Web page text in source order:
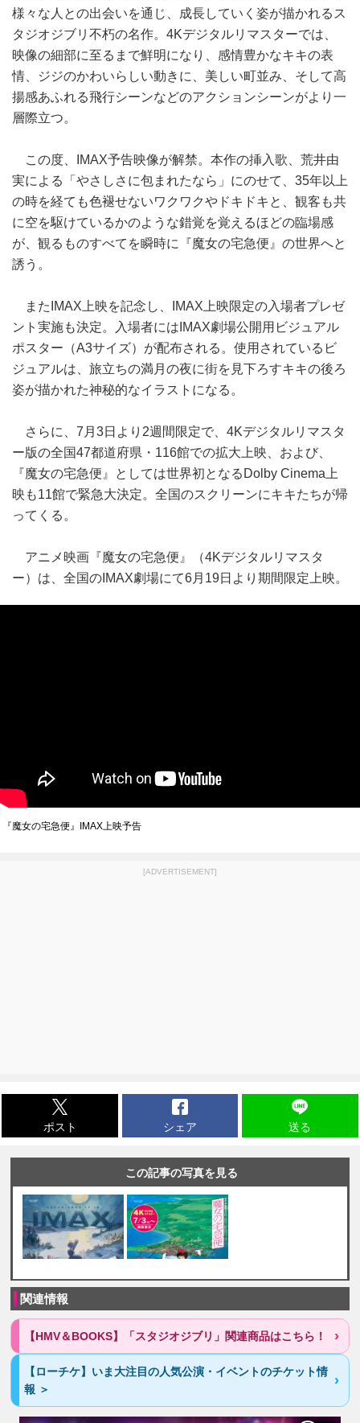
様々な人との出会いを通じ、成長していく姿が描かれるス
タジオジブリ不朽の名作。4Kデジタルリマスターでは、
映像の細部に至るまで鮮明になり、感情豊かなキキの表
情、ジジのかわいらしい動きに、美しい町並み、そして高
揚感あふれる飛行シーンなどのアクションシーンがより一
層際立つ。
この度、IMAX予告映像が解禁。本作の挿入歌、荒井由
実による「やさしさに包まれたなら」にのせて、35年以上
の時を経ても色褪せないワクワクやドキドキと、観客も共
に空を駆けているかのような錯覚を覚えるほどの臨場感
が、観るものすべてを瞬時に『魔女の宅急便』の世界へと
誘う。
またIMAX上映を記念し、IMAX上映限定の入場者プレゼ
ント実施も決定。入場者にはIMAX劇場公開用ビジュアル
ポスター（A3サイズ）が配布される。使用されているビ
ジュアルは、旅立ちの満月の夜に街を見下ろすキキの後ろ
姿が描かれた神秘的なイラストになる。
さらに、7月3日より2週間限定で、4Kデジタルリマスタ
ー版の全国47都道府県・116館での拡大上映、および、
『魔女の宅急便』としては世界初となるDolby Cinema上
映も11館で緊急大決定。全国のスクリーンにキキたちが帰
ってくる。
アニメ映画『魔女の宅急便』（4Kデジタルリマスタ
ー）は、全国のIMAX劇場にて6月19日より期間限定上映。
『魔女の宅急便』IMAX上映予告
[ADVERTISEMENT]
ポスト シェア 送る
この記事の写真を見る
関連情報
【HMV＆BOOKS】「スタジオジブリ」関連商品はこちら！
【ローチケ】いま大注目の人気公演・イベントのチケット情
報 ＞